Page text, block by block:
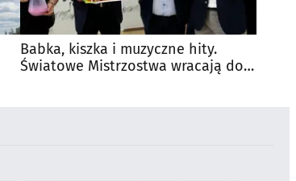
Babka, kiszka i muzyczne hity.
Światowe Mistrzostwa wracają do